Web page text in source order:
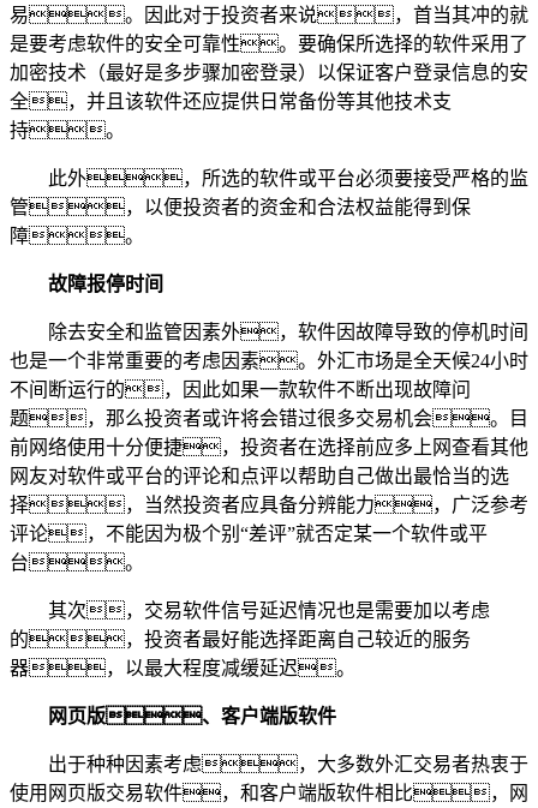
易。因此对于投资者来说，首当其冲的就
是要考虑软件的安全可靠性。要确保所选择的软件采用了
加密技术（最好是多步骤加密登录）以保证客户登录信息的安
全，并且该软件还应提供日常备份等其他技术支
持。
此外，所选的软件或平台必须要接受严格的监
管，以便投资者的资金和合法权益能得到保
障。
故障报停时间
除去安全和监管因素外，软件因故障导致的停机时间
也是一个非常重要的考虑因素。外汇市场是全天候24小时
不间断运行的，因此如果一款软件不断出现故障问
题，那么投资者或许将会错过很多交易机会。目
前网络使用十分便捷，投资者在选择前应多上网查看其他
网友对软件或平台的评论和点评以帮助自己做出最恰当的选
择，当然投资者应具备分辨能力，广泛参考
评论，不能因为极个别“差评”就否定某一个软件或平
台。
其次，交易软件信号延迟情况也是需要加以考虑
的，投资者最好能选择距离自己较近的服务
器，以最大程度减缓延迟。
网页版、客户端版软件
出于种种因素考虑，大多数外汇交易者热衷于
使用网页版交易软件，和客户端版软件相比，网